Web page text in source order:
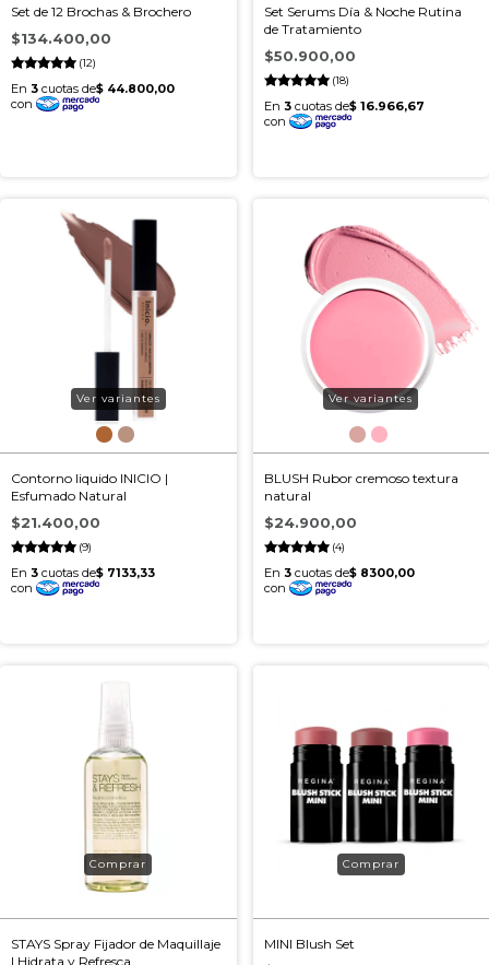
Set de 12 Brochas & Brochero
(12)
$134.400,00
Set Serums Día & Noche Rutina
de Tratamiento
(18)
$50.900,00
Contorno liquido INICIO |
Esfumado Natural
(9)
$21.400,00
Ver variantes
BLUSH Rubor cremoso textura
natural
(4)
$24.900,00
Ver variantes
STAYS Spray Fijador de Maquillaje
| Hidrata y Refresca
MINI Blush Set